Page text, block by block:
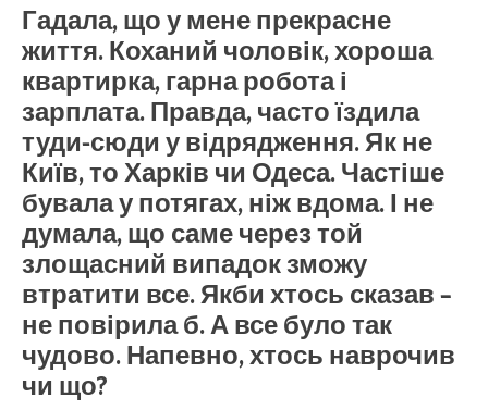
Гадала, що у мене прекрасне
життя. Коханий чоловік, хороша
квартирка, гарна робота і
зарплата. Правда, часто їздила
туди-сюди у відрядження. Як не
Київ, то Харків чи Одеса. Частіше
бувала у потягах, ніж вдома. І не
думала, що саме через той
злощасний випадок зможу
втратити все. Якби хтось сказав –
не повірила б. А все було так
чудово. Напевно, хтось наврочив
чи що?